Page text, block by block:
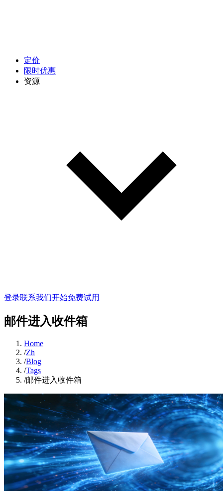
定价
限时优惠
资源
登录联系我们开始免费试用
邮件进入收件箱
Home
/Zh
/Blog
/Tags
/邮件进入收件箱